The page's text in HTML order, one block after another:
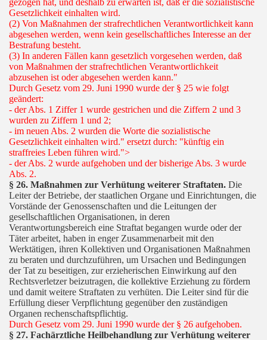
gezogen hat, und deshalb zu erwarten ist, daß er die sozialistische
Gesetzlichkeit einhalten wird.
(2) Von Maßnahmen der strafrechtlichen Verantwortlichkeit kann
abgesehen werden, wenn kein gesellschaftliches Interesse an der
Bestrafung besteht.
(3) In anderen Fällen kann gesetzlich vorgesehen werden, daß
von Maßnahmen der strafrechtlichen Verantwortlichkeit
abzusehen ist oder abgesehen werden kann."
Durch Gesetz vom 29. Juni 1990 wurde der § 25 wie folgt
geändert:
- der Abs. 1 Ziffer 1 wurde gestrichen und die Ziffern 2 und 3
wurden zu Ziffern 1 und 2;
- im neuen Abs. 2 wurden die Worte die sozialistische
Gesetzlichkeit einhalten wird." ersetzt durch: "künftig ein
straffreies Leben führen wird.">
- der Abs. 2 wurde aufgehoben und der bisherige Abs. 3 wurde
Abs. 2.
§ 26. Maßnahmen zur Verhütung weiterer Straftaten. Die
Leiter der Betriebe, der staatlichen Organe und Einrichtungen, die
Vorstände der Genossenschaften und die Leitungen der
gesellschaftlichen Organisationen, in deren
Verantwortungsbereich eine Straftat begangen wurde oder der
Täter arbeitet, haben in enger Zusammenarbeit mit den
Werktätigen, ihren Kollektiven und Organisationen Maßnahmen
zu beraten und durchzuführen, um Ursachen und Bedingungen
der Tat zu beseitigen, zur erzieherischen Einwirkung auf den
Rechtsverletzer beizutragen, die kollektive Erziehung zu fördern
und damit weitere Straftaten zu verhüten. Die Leiter sind für die
Erfüllung dieser Verpflichtung gegenüber den zuständigen
Organen rechenschaftspflichtig.
Durch Gesetz vom 29. Juni 1990 wurde der § 26 aufgehoben.
§ 27. Fachärztliche Heilbehandlung zur Verhütung weiterer